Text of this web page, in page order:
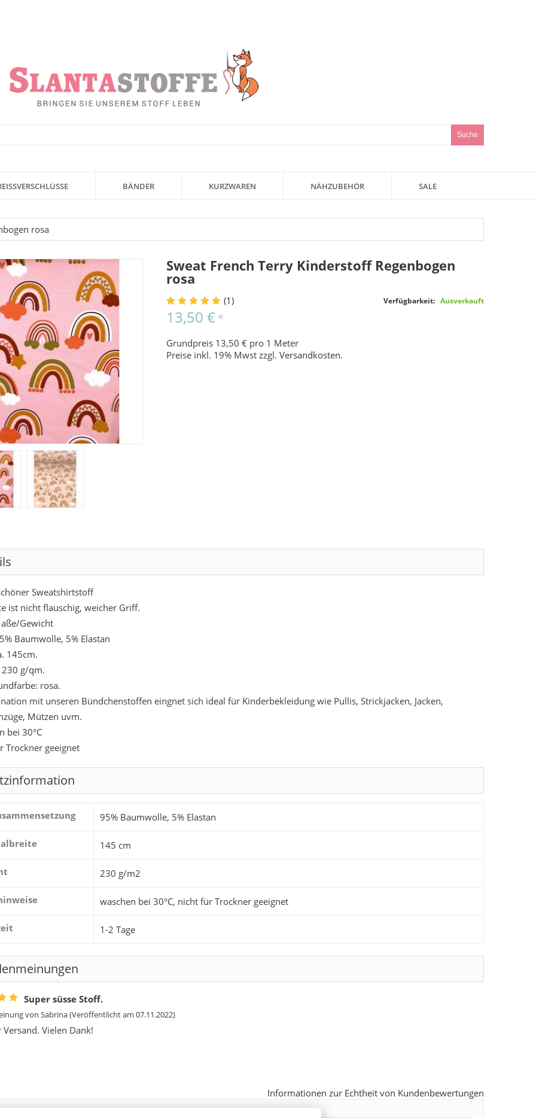
Suche
BÄNDER KURZWAREN NÄHZUBEHÖR SALE
rosa
Sweat French Terry Kinderstoff Regenbogen
rosa
(1) Verfügbarkeit: Ausverkauft
13,50 € *
Grundpreis 13,50 € pro 1 Meter
Preise inkl. 19% Mwst zzgl.Versandkosten.
Sweatshirtstoff
ist nicht flauschig, weicher Griff.
Gewicht
Baumwolle, 5% Elastan
145cm.
g/qm.
rosa.
mit unseren Bündchenstoffen eingnet sich ideal für Kinderbekleidung wie Pullis, Strickjacken, Jacken,
Mützen uvm.
bei 30°C
Trockner geeignet
95% Baumwolle, 5% Elastan
145 cm
230 g/m2
waschen bei 30°C, nicht für Trockner geeignet
1-2 Tage
Super süsse Stoff.
von Sabrina(Veröffentlicht am 07.11.2022)
Versand. Vielen Dank!
Informationen zur Echtheit von Kundenbewertungen